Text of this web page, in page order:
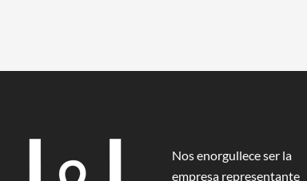
Nos enorgullece ser la
empresa representante